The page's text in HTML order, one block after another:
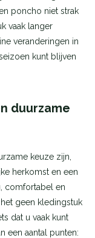
poncho niet strak
vaak langer
veranderingen in
kunt blijven
duurzame
keuze zijn,
herkomst en een
comfortabel en
geen kledingstuk
dat u vaak kunt
een aantal punten: